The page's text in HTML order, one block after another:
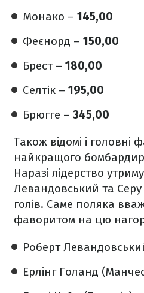
Монако – 145,00
Феєнорд – 150,00
Брест – 180,00
Селтік – 195,00
Брюгге – 345,00
Також відомі і головні
найкращого
Наразі лідерство
Левандовський та Серу
голів. Саме поляка
фаворитом на цю
Роберт
Ерлінг Голанд